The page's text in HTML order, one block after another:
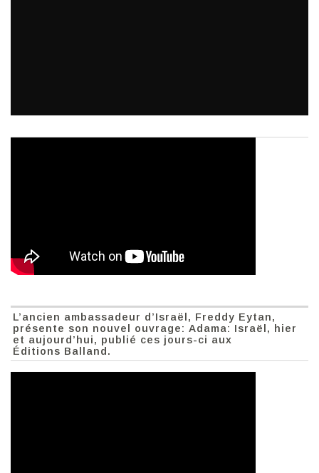
L’ancien ambassadeur d’Israël, Freddy Eytan,
présente son nouvel ouvrage: Adama: Israël, hier
et aujourd’hui, publié ces jours-ci aux
Éditions Balland.